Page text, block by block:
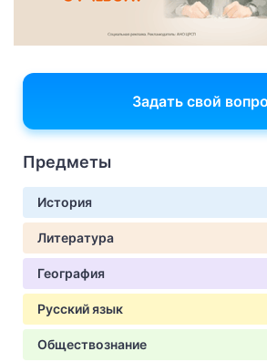
Задать свой
Предметы
История
Литература
География
Русский язык
Обществознание